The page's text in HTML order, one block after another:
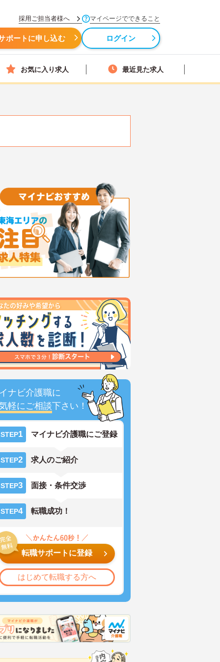
採用ご担当者様へ マイページでできること
ポートに申し込む ログイン
お気に入り求人 最近見た求人
ナビ介護職に
軽にご相談下さい！
STEP1 マイナビ介護職にご登録
STEP2 求人のご紹介
STEP3 面接・条件交渉
STEP4 転職成功！
転職サポートに登録
はじめて転職する方へ